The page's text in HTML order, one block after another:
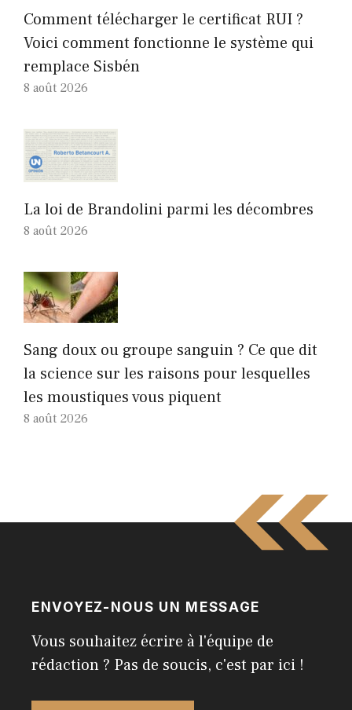
Comment télécharger le certificat RUI ?
Voici comment fonctionne le système qui
remplace Sisbén
8 août 2026
La loi de Brandolini parmi les décombres
8 août 2026
Sang doux ou groupe sanguin ? Ce que dit
la science sur les raisons pour lesquelles
les moustiques vous piquent
8 août 2026
ENVOYEZ-NOUS UN MESSAGE
Vous souhaitez écrire à l'équipe de
rédaction ? Pas de soucis, c'est par ici !